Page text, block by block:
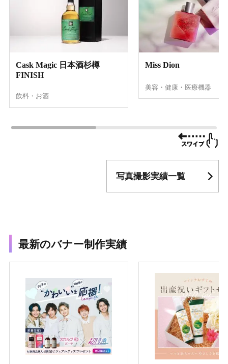
Cask Magic 日本酒杉樽
FINISH
飲料・お酒
Miss Dion
美容・健康・医療機器
写真撮影実績一覧
最新のバナー制作実績